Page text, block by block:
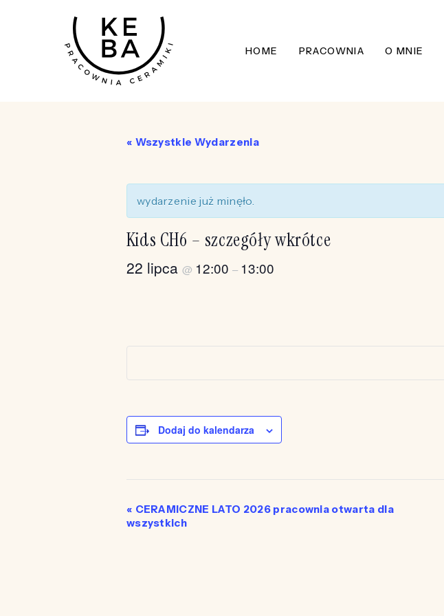
HOME PRACOWNIA O MNIE
« Wszystkie Wydarzenia
wydarzenie już minęło.
Kids CH6 – szczegóły wkrótce
22 lipca @ 12:00 – 13:00
Dodaj do kalendarza
Wydarzenie
« CERAMICZNE LATO 2026 pracownia otwarta dla
wszystkich